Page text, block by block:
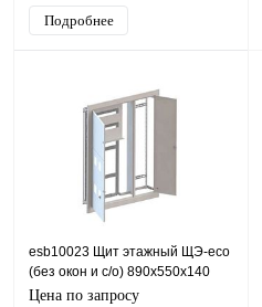
Подробнее
esb10023 Щит этажный ЩЭ-eco
(без окон и с/о) 890х550х140
ESB (сталь), IP31, 550х890х140
Цена по запросу